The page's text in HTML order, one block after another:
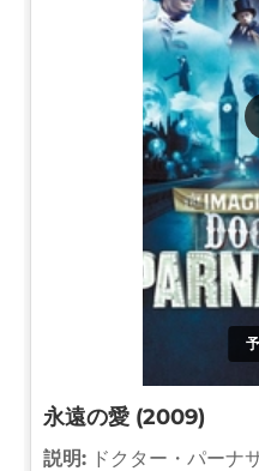
永遠の愛 (2009)
説明: ドクター・パーナ